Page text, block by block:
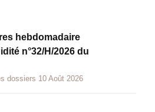
hebdomadaire
n°32/H/2026 du
dossiers 10 Août 2026